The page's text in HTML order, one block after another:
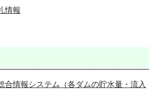
情報
合情報システム（各ダムの貯水量・流入